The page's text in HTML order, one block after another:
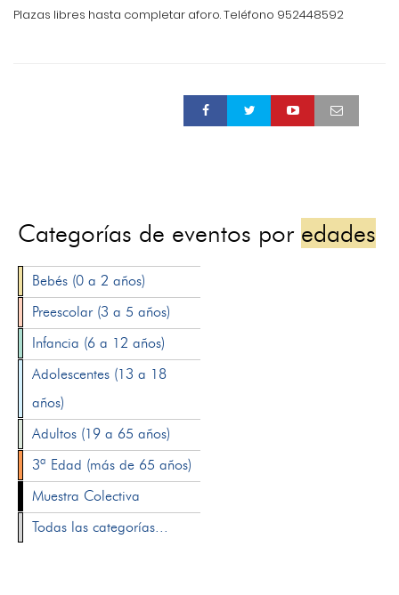
Plazas libres hasta completar aforo. Teléfono 952448592
Categorías de eventos por edades
Bebés (0 a 2 años)
Preescolar (3 a 5 años)
Infancia (6 a 12 años)
Adolescentes (13 a 18
años)
Adultos (19 a 65 años)
3ª Edad (más de 65 años)
Muestra Colectiva
Todas las categorías...